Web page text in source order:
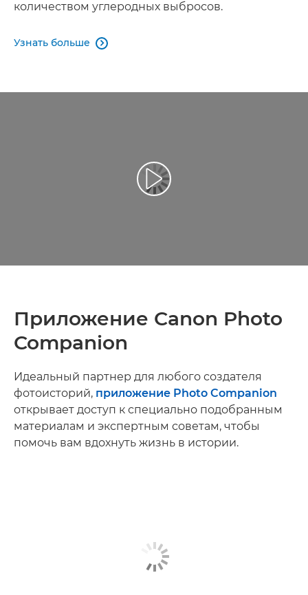
количеством углеродных выбросов.
Узнать больше 
Приложение Canon Photo
Companion
Идеальный партнер для любого создателя
фотоисторий, приложение Photo Companion
открывает доступ к специально подобранным
материалам и экспертным советам, чтобы
помочь вам вдохнуть жизнь в истории.